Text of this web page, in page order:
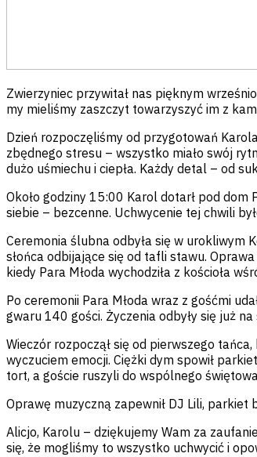
Zwierzyniec przywitał nas pięknym
my mieliśmy zaszczyt towarzyszyć im z
Dzień rozpoczęliśmy od przygotowań
zbędnego stresu – wszystko miało swój
dużo uśmiechu i ciepła. Każdy detal – od
Około godziny 15:00 Karol dotarł pod
siebie – bezcenne. Uchwycenie tej chwili
Ceremonia ślubna odbyła się w urokliwym
słońca odbijające się od tafli stawu.
kiedy Para Młoda wychodziła z kościoła
Po ceremonii Para Młoda wraz z gośćmi
gwaru 140 gości. Życzenia odbyły się już
Wieczór rozpoczął się od pierwszego
wyczuciem emocji. Ciężki dym spowił
tort, a goście ruszyli do wspólnego
Oprawę muzyczną zapewnił DJ Lili, parkiet
Alicjo, Karolu – dziękujemy Wam za
się, że mogliśmy to wszystko uchwycić i